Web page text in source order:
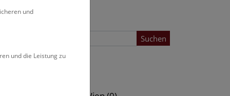
Suchen
und
und die Leistung zu